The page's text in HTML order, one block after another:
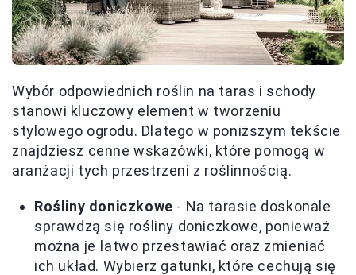
Wybór odpowiednich roślin na taras i schody
stanowi kluczowy element w tworzeniu
stylowego ogrodu. Dlatego w poniższym tekście
znajdziesz cenne wskazówki, które pomogą w
aranżacji tych przestrzeni z roślinnością.
Rośliny doniczkowe - Na tarasie doskonale
sprawdzą się rośliny doniczkowe, ponieważ
można je łatwo przestawiać oraz zmieniać
ich układ. Wybierz gatunki, które cechują się